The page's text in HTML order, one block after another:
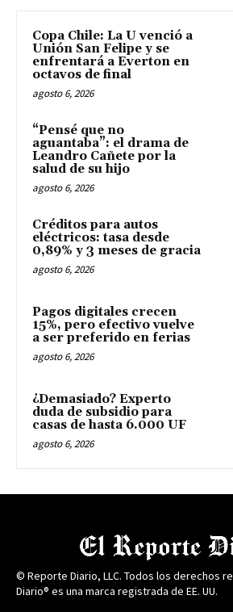
Copa Chile: La U venció a
Unión San Felipe y se
enfrentará a Everton en
octavos de final
agosto 6, 2026
“Pensé que no
aguantaba”: el drama de
Leandro Cañete por la
salud de su hijo
agosto 6, 2026
Créditos para autos
eléctricos: tasa desde
0,89% y 3 meses de gracia
agosto 6, 2026
Pagos digitales crecen
15%, pero efectivo vuelve
a ser preferido en ferias
agosto 6, 2026
¿Demasiado? Experto
duda de subsidio para
casas de hasta 6.000 UF
agosto 6, 2026
© Reporte Diario, LLC. Todos los derechos
Diario® es una marca registrada de EE. UU.